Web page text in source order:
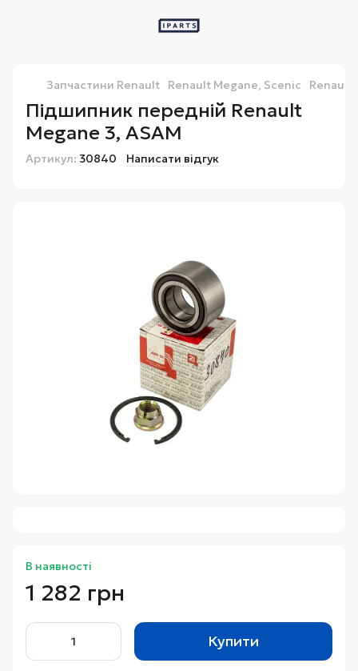
Запчастини Renault Renault Megane, Scenic Renault
Підшипник передній Renault
Megane 3, ASAM
Артикул: 30840 Написати відгук
В наявності
1 282 грн
Купити